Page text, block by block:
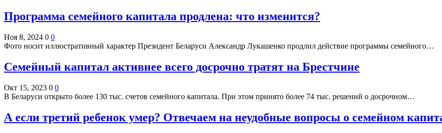
Программа семейного капитала продлена: что изменится?
Ноя 8, 2024 0 0
Фото носит иллюстративный характер Президент Беларуси Александр Лукашенко продлил действие программы семейного…
Семейный капитал активнее всего досрочно тратят на Брестчине
Окт 15, 2023 0 0
В Беларуси открыто более 130 тыс. счетов семейного капитала. При этом принято более 74 тыс. решений о досрочном…
А если третий ребенок умер? Отвечаем на неудобные вопросы о семейном